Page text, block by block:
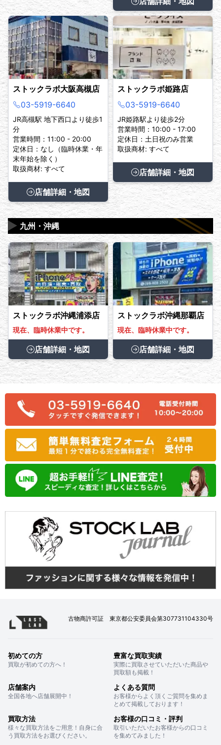
ストックラボ大阪高槻店
03-5919-6640
JR高槻駅 地下西口より徒歩1
分
営業時間：11:00 - 20:00
定休日：なし（臨時休業・年
末年始を除く）
取扱商材: すべて
店舗詳細・地図
ストックラボ姫路店
03-5919-6640
JR姫路駅より徒歩2分
営業時間：10:00 - 17:00
定休日：土日祝のみ営業
取扱商材: すべて
店舗詳細・地図
九州・沖縄
▶
ストックラボ沖縄浦添店
現在、臨時休業中です。
店舗詳細・地図
ストックラボ沖縄那覇店
現在、臨時休業中です。
店舗詳細・地図
古物商許可証 東京都公安委員会第307731104330号
初めての方
買取が初めての方へ！
豊富な買取実績
実際に買取させていただいた商品や
買取額も掲載！
店舗案内
全国各地へ店舗展開中！
よくある質問
お客様からよく頂くご質問を集めま
とめて掲載しております！
買取方法
様々な買取方法をご用意！自身に合
う買取方法をお選びください。
お客様の口コミ・評判
取引いただいたお客様からの口コミ
を集めてみました！